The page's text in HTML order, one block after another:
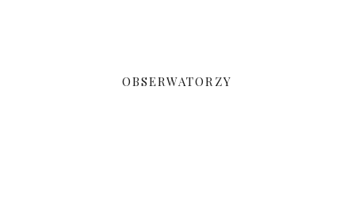
OBSERWATORZY